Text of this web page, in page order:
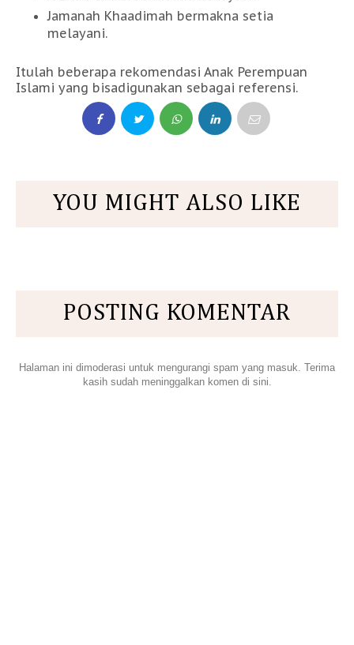
Jamanah Khaadimah bermakna setia
melayani.
Itulah beberapa rekomendasi Anak Perempuan
Islami yang bisadigunakan sebagai referensi.
YOU MIGHT ALSO LIKE
POSTING KOMENTAR
Halaman ini dimoderasi untuk mengurangi spam yang masuk. Terima
kasih sudah meninggalkan komen di sini.